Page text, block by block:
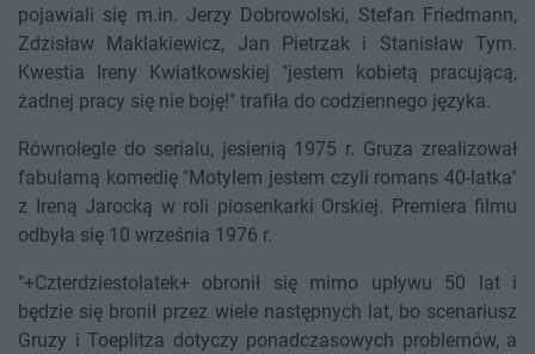
pojawiali się m.in. Jerzy Dobrowolski, Stefan Friedmann,
Zdzisław Maklakiewicz, Jan Pietrzak i Stanisław Tym.
Kwestia Ireny Kwiatkowskiej "jestem kobietą pracującą,
żadnej pracy się nie boję!" trafiła do codziennego języka.
Równolegle do serialu, jesienią 1975 r. Gruza zrealizował
fabularną komedię "Motylem jestem czyli romans 40-latka"
z Ireną Jarocką w roli piosenkarki Orskiej. Premiera filmu
odbyła się 10 września 1976 r.
"+Czterdziestolatek+ obronił się mimo upływu 50 lat i
będzie się bronił przez wiele następnych lat, bo scenariusz
Gruzy i Toeplitza dotyczy ponadczasowych problemów, a